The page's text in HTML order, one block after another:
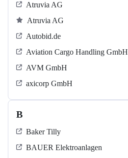
Atruvia AG
Atruvia AG
Autobid.de
Aviation Cargo Handling GmbH
AVM GmbH
axicorp GmbH
B
Baker Tilly
BAUER Elektroanlagen